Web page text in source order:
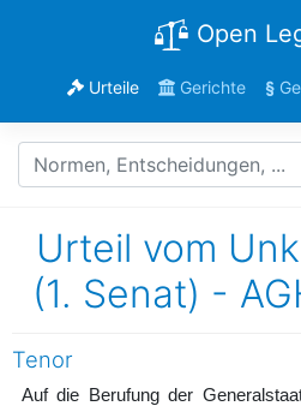
Open
Urteile Gerichte §
Urteil vom
(1. Senat) -
Tenor
Auf die Berufung der